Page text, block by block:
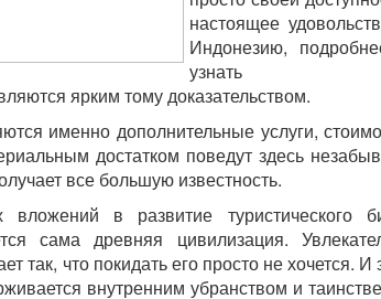
настоящее
Индонезию,
ярким тому доказательством.
именно дополнительные услуги,
достатком поведут здесь
все большую известность.
в развитие туристического
сама древняя цивилизация.
так, что покидать его просто не хочется.
внутренним убранством и